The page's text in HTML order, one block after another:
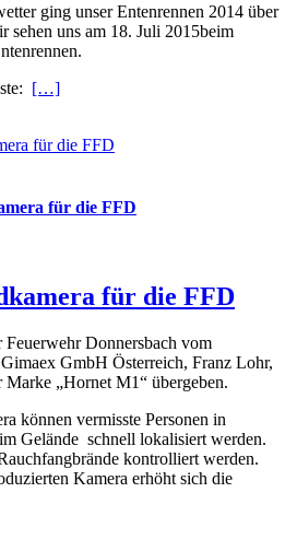
ging unser Entenrennen 2014 über
sehen uns am 18. Juli 2015beim
[…]
für die FFD
für die FFD
für die FFD
Donnersbach vom
GmbH Österreich, Franz Lohr,
„Hornet M1“ übergeben.
können vermisste Personen in
Gelände schnell lokalisiert werden.
kontrolliert werden.
Kamera erhöht sich die